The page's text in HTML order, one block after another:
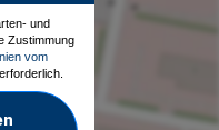
und
Zustimmung
vom
erforderlich.